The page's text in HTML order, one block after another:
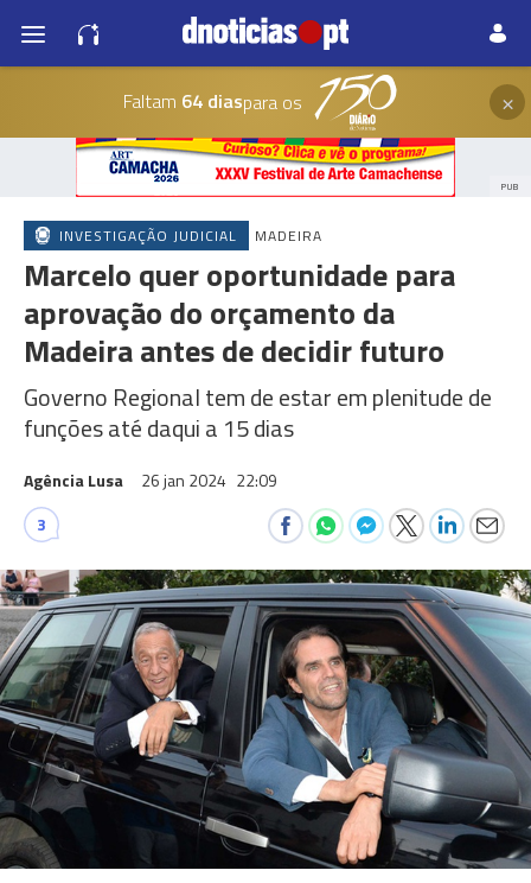
Faltam 64 diaspara os ×
PUB
INVESTIGAÇÃO JUDICIAL MADEIRA
Marcelo quer oportunidade para
aprovação do orçamento da
Madeira antes de decidir futuro
Governo Regional tem de estar em plenitude de
funções até daqui a 15 dias
Agência Lusa 26 jan 2024 22:09
3